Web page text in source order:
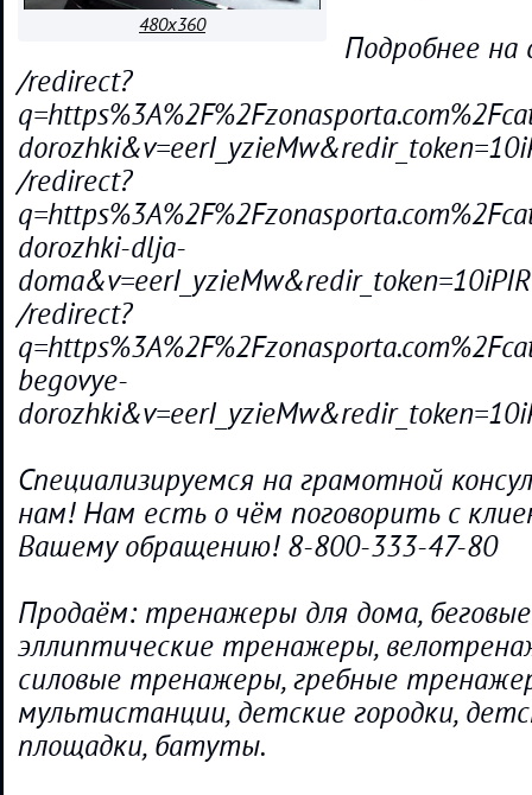
480x360
Подробнее на
/redirect?
/redirect?
dorozhki-dlja-
/redirect?
begovye-
Специализируемся на грамотной
нам! Нам есть о чём поговорить с
Вашему обращению! 8-800-333-47-80
Продаём: тренажеры для дома,
эллиптические тренажеры,
силовые тренажеры, гребные
мультистанции, детские городки,
площадки, батуты.